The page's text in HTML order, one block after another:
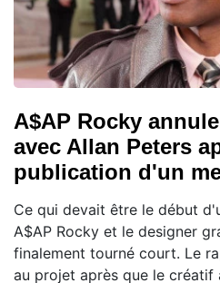
A$AP Rocky
avec Allan Peters
publication d'un
Ce qui devait être le début
A$AP Rocky et le designer
finalement tourné court. Le
au projet après que le créatif